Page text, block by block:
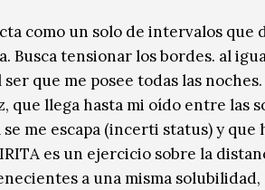
como un solo de intervalos
tensionar los bordes. al
que me posee todas las
que llega hasta mi oído entre las
me escapa (incerti status) y
es un ejercicio sobre la
a una misma